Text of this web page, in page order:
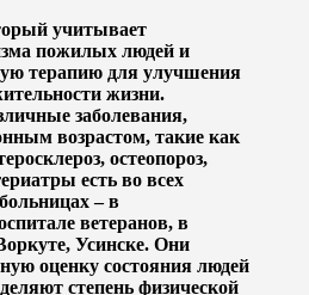
учитывает
пожилых людей и
терапию для улучшения
жизни.
заболевания,
возрастом, такие как
остеопороз,
есть во всех
– в
ветеранов, в
Усинске. Они
оценку состояния людей
степень физической